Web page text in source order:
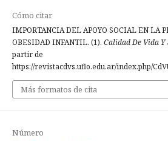
Cómo citar
IMPORTANCIA DEL APOYO SOCIAL EN LA
OBESIDAD INFANTIL. (1). Calidad De Vida Y
partir de
https://revistacdvs.uflo.edu.ar/index.php/
Más formatos de cita
Número